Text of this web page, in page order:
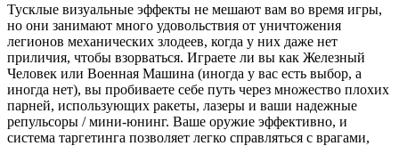
Тусклые визуальные эффекты не мешают вам во время игры,
но они занимают много удовольствия от уничтожения
легионов механических злодеев, когда у них даже нет
приличия, чтобы взорваться. Играете ли вы как Железный
Человек или Военная Машина (иногда у вас есть выбор, а
иногда нет), вы пробиваете себе путь через множество плохих
парней, использующих ракеты, лазеры и ваши надежные
репульсоры / мини-юнинг. Ваше оружие эффективно, и
система таргетинга позволяет легко справляться с врагами,